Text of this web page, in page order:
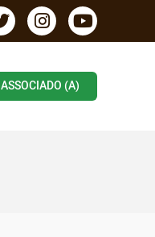
ASSOCIADO (A)